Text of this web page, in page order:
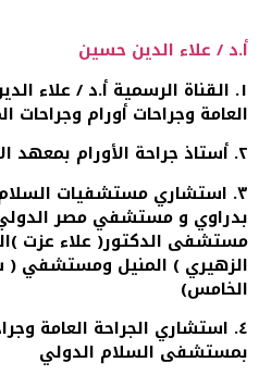
أ.د / علاء الدين حسين
١. القناة الرسمية أ.د / علاء
العامة وجراحات أورام وجراحات
٢. أستاذ جراحة الأورام بمعهد الأورام القومي
٣. استشاري مستشفيات
بدراوي و مستشفي مصر
مستشفى الدكتور( علاء عزت
الزهيري ) المنيل ومستشفي (
الخامس)
٤. استشاري الجراحة العامة
بمستشفى السلام الدولي